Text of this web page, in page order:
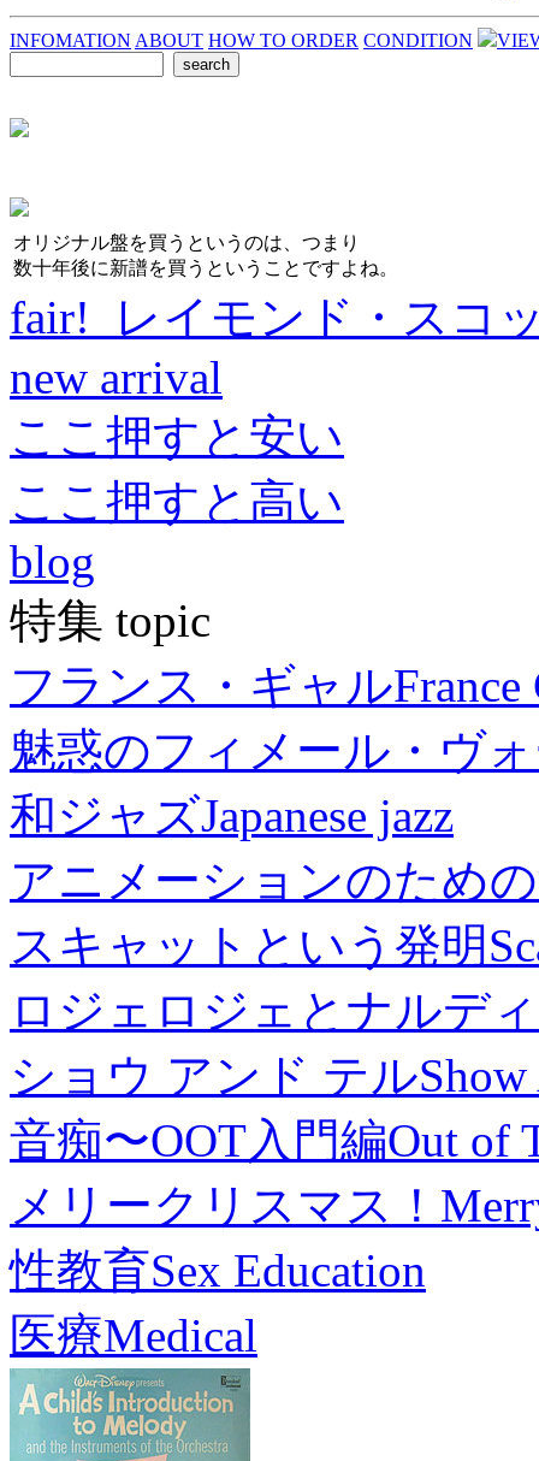
INFOMATION ABOUT HOW TO ORDER CONDITION
オリジナル盤を買うというのは、つまり
数十年後に新譜を買うということですよね。
fair! レイモンド・スコ
new arrival
ここ押すと安い
ここ押すと高い
blog
特集 topic
フランス・ギャルFrance
魅惑のフィメール・ヴ
和ジャズJapanese jazz
アニメーションのため
スキャットという発明
ロジェロジェとナルデ
ショウ アンド テル
音痴〜OOT入門編Out of
メリークリスマス！
性教育Sex Education
医療Medical